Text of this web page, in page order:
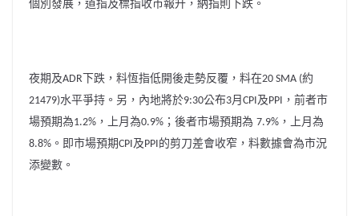
個別發展，道指及標指收市報升，納指則下跌。
夜期及ADR 下跌，料恆指低開後走勢反覆，料在20 SMA (約
21479)水平爭持。另，內地將於9:30公布3月 CPI及PPI ，前者市
場預期為1.2% ，上月為0.9% ；後者市場預期為 7.9% ，上月為
8.8% 。即市場預期CPI及PPI的剪刀差會收窄，料數據會為市況
添變數。